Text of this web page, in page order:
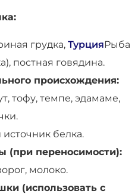
грудка, ТурцияРыба
постная говядина.
происхождения:
тофу, темпе, эдамаме,
белка.
(при переносимости):
молоко.
(использовать с